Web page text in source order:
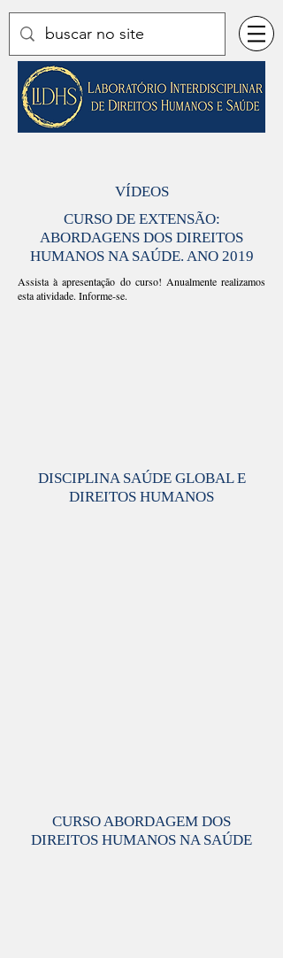
VÍDEOS
CURSO DE EXTENSÃO:
ABORDAGENS DOS DIREITOS
HUMANOS NA SAÚDE. ANO 2019
Assista à apresentação do curso! Anualmente realizamos
esta atividade. Informe-se.
DISCIPLINA SAÚDE GLOBAL E
DIREITOS HUMANOS
CURSO ABORDAGEM DOS
DIREITOS HUMANOS NA SAÚDE